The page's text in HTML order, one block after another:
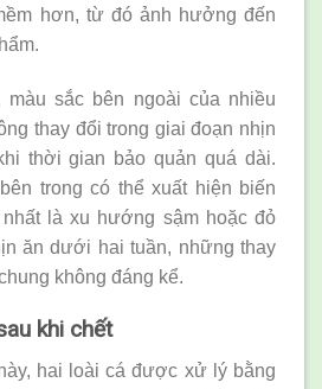
hơn, từ đó ảnh hưởng đến
màu sắc bên ngoài của nhiều
thay đổi trong giai đoạn nhịn
thời gian bảo quản quá dài.
trong có thể xuất hiện biến
là xu hướng sậm hoặc đỏ
ăn dưới hai tuần, những thay
không đáng kể.
khi chết
hai loài cá được xử lý bằng